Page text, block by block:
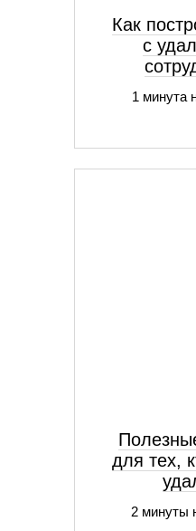
Как
с
1 минута
для тех,
2 минуты